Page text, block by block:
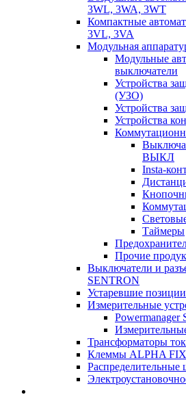
3WL, 3WA, 3WT
Компактные
3VL, 3VA
Модульная
Модульные
выключатели
Устройства
(УЗО)
Устройства
Устройства
ВЫКЛ
Insta-
Таймеры
Прочие
Выключатели и
SENTRON
Устаревшие позиции
Измерительные
Powermanager
Трансформаторы
Клеммы ALPHA FIX